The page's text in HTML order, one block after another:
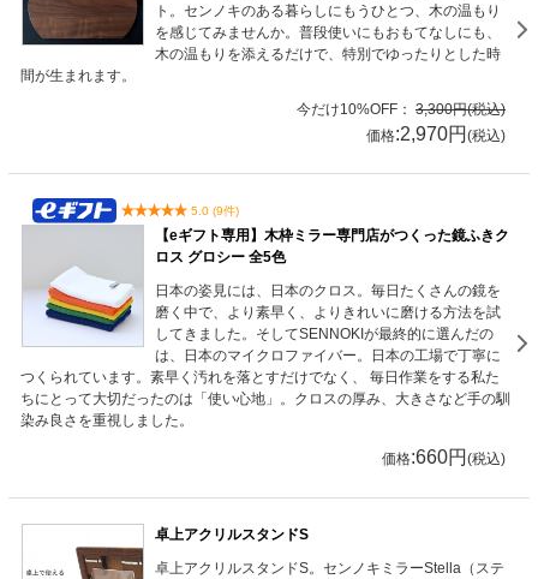
ト。センノキのある暮らしにもうひとつ、木の温もり
を感じてみませんか。普段使いにもおもてなしにも、
木の温もりを添えるだけで、特別でゆったりとした時
間が生まれます。
今だけ10%OFF： 3,300円(税込)
価格:2,970円 (税込)
5.0 (9件)
【eギフト専用】木枠ミラー専門店がつくった鏡ふきク
ロス グロシー 全5色
日本の姿見には、日本のクロス。毎日たくさんの鏡を
磨く中で、より素早く、よりきれいに磨ける方法を試
してきました。そしてSENNOKIが最終的に選んだの
は、日本のマイクロファイバー。日本の工場で丁寧に
つくられています。素早く汚れを落とすだけでなく、 毎日作業をする私た
ちにとって大切だったのは「使い心地」。クロスの厚み、大きさなど手の馴
染み良さを重視しました。
価格:660円 (税込)
卓上アクリルスタンドS
卓上アクリルスタンドS。センノキミラーStella（ステ